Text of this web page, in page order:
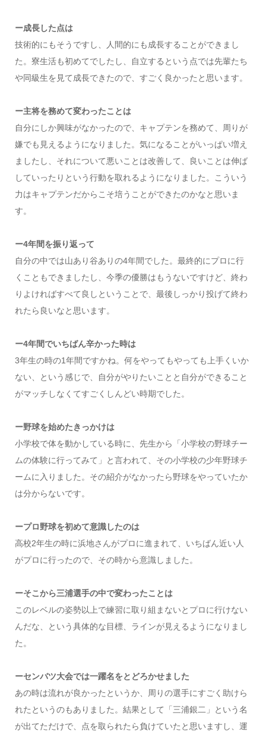
ー成長した点は
技術的にもそうですし、人間的にも成長することができまし
た。寮生活も初めてでしたし、自立するという点では先輩たち
や同級生を見て成長できたので、すごく良かったと思います。
ー主将を務めて変わったことは
自分にしか興味がなかったので、キャプテンを務めて、周りが
嫌でも見えるようになりました。気になることがいっぱい増え
ましたし、それについて悪いことは改善して、良いことは伸ば
していったりという行動を取れるようになりました。こういう
力はキャプテンだからこそ培うことができたのかなと思いま
す。
ー4年間を振り返って
自分の中では山あり谷ありの4年間でした。最終的にプロに行
くこともできましたし、今季の優勝はもうないですけど、終わ
りよければすべて良しということで、最後しっかり投げて終わ
れたら良いなと思います。
ー4年間でいちばん辛かった時は
3年生の時の1年間ですかね。何をやってもやっても上手くいか
ない、という感じで、自分がやりたいことと自分ができること
がマッチしなくてすごくしんどい時期でした。
ー野球を始めたきっかけは
小学校で体を動かしている時に、先生から「小学校の野球チー
ムの体験に行ってみて」と言われて、その小学校の少年野球チ
ームに入りました。その紹介がなかったら野球をやっていたか
は分からないです。
ープロ野球を初めて意識したのは
高校2年生の時に浜地さんがプロに進まれて、いちばん近い人
がプロに行ったので、その時から意識しました。
ーそこから三浦選手の中で変わったことは
このレベルの姿勢以上で練習に取り組まないとプロに行けない
んだな、という具体的な目標、ラインが見えるようになりまし
た。
ーセンバツ大会では一躍名をとどろかせました
あの時は流れが良かったというか、周りの選手にすごく助けら
れたというのもありました。結果として「三浦銀二」という名
が出てただけで、点を取られたら負けていたと思いますし、運